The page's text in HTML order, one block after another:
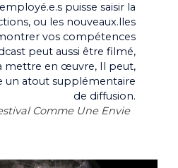
puisse saisir la
ou les nouveaux.lles
vos compétences
peut aussi être filmé,
mettre en œuvre, Il peut,
un atout supplémentaire
de diffusion.
Comme Une Envie